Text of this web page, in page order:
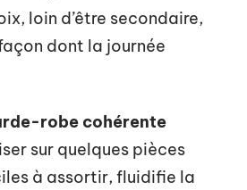
loin d’être secondaire,
dont la journée
robe cohérente
sur quelques pièces
à assortir, fluidifie la